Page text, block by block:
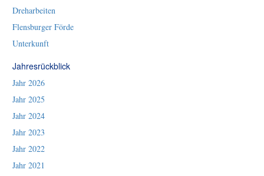
Dreharbeiten
Flensburger Förde
Unterkunft
Jahresrückblick
Jahr 2026
Jahr 2025
Jahr 2024
Jahr 2023
Jahr 2022
Jahr 2021